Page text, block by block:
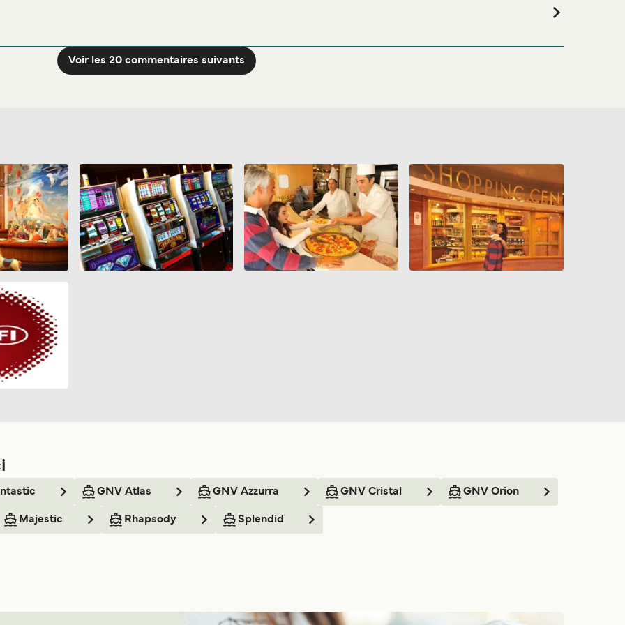
le temps qu’on le sort de notre sac, nous avons était insulté et forcé de sortir du fil d’attente et même reçu
un homme très grand et gros, ils nous a parlé comme un chien et nous à insulter, à l’avenir je pense éviter votre
Voir les 20 commentaires suivants
GNV Atlas GNV Azzurra GNV Cristal GNV Orion
Majestic Rhapsody Splendid